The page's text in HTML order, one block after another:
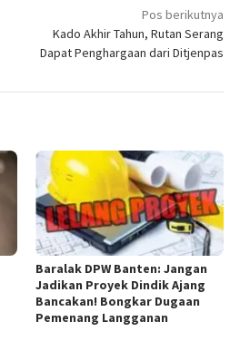
Pos berikutnya
Kado Akhir Tahun, Rutan Serang
Dapat Penghargaan dari Ditjenpas
Baralak DPW Banten: Jangan
Jadikan Proyek Dindik Ajang
Bancakan! Bongkar Dugaan
Pemenang Langganan